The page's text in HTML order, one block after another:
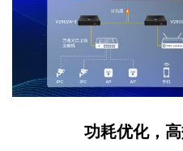
功耗优化，